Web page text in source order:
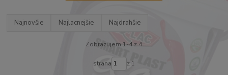
Najnovšie Najlacnejšie Najdrahšie
Zobrazujem 1-4 z 4
strana z 1